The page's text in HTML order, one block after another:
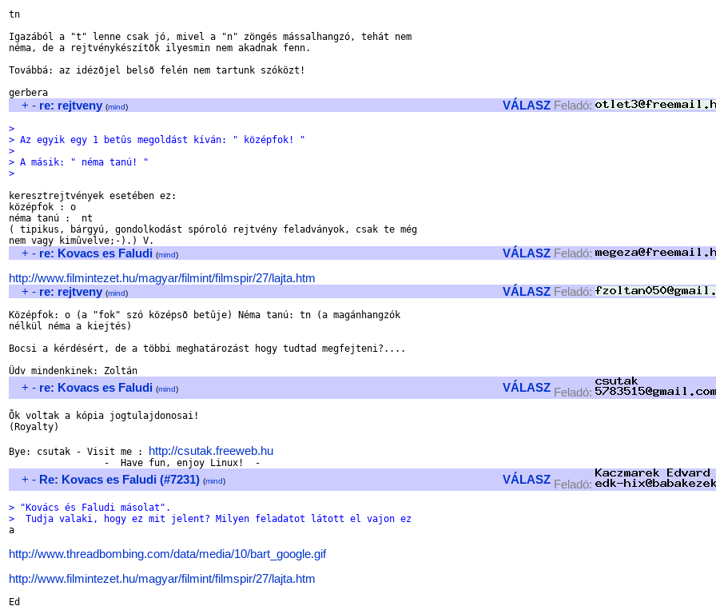
tn
Igazából a "t" lenne csak jó, mivel a "n" zöngés mássalhangzó, tehát nem
néma, de a rejtvénykészítõk ilyesmin nem akadnak fenn.
Továbbá: az idézõjel belsõ felén nem tartunk szóközt!
+ - re: rejtveny (mind) VÁLASZ Feladó:
>
> Az egyik egy 1 betûs megoldást kíván: " középfok! "
>
> A másik: " néma tanú! "
>
keresztrejtvények esetében ez:
középfok : o
néma tanú :  nt
( tipikus, bárgyú, gondolkodást spóroló rejtvény feladványok, csak te még
+ - re: Kovacs es Faludi (mind) VÁLASZ Feladó:
http://www.filmintezet.hu/magyar/filmint/filmspir/27/lajta.htm
+ - re: rejtveny (mind) VÁLASZ Feladó:
Középfok: o (a "fok" szó középsõ betûje) Néma tanú: tn (a magánhangzók
nélkül néma a kiejtés)
Bocsi a kérdésért, de a többi meghatározást hogy tudtad megfejteni?....
+ - re: Kovacs es Faludi (mind) VÁLASZ Feladó:
Õk voltak a kópia jogtulajdonosai!
(Royalty)
Bye: csutak - Visit me : http://csutak.freeweb.hu
+ - Re: Kovacs es Faludi (#7231) (mind) VÁLASZ Feladó:
> "Kovács és Faludi másolat".
>  Tudja valaki, hogy ez mit jelent? Milyen feladatot látott el vajon ez
a
http://www.threadbombing.com/data/media/10/bart_google.gif
http://www.filmintezet.hu/magyar/filmint/filmspir/27/lajta.htm